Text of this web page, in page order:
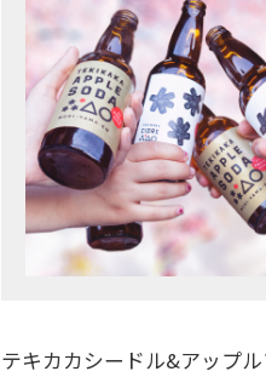
テキカカシードル&アップ